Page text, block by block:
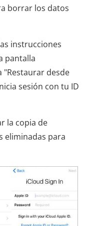
borrar los datos
instrucciones
pantalla
"Restaurar desde
sesión con tu ID
la copia de
eliminadas para